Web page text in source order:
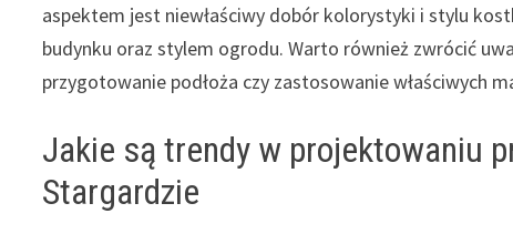
aspektem jest niewłaściwy dobór kolorystyki i stylu
budynku oraz stylem ogrodu. Warto również zwrócić
przygotowanie podłoża czy zastosowanie właściwych
Jakie są trendy w projektowaniu
Stargardzie